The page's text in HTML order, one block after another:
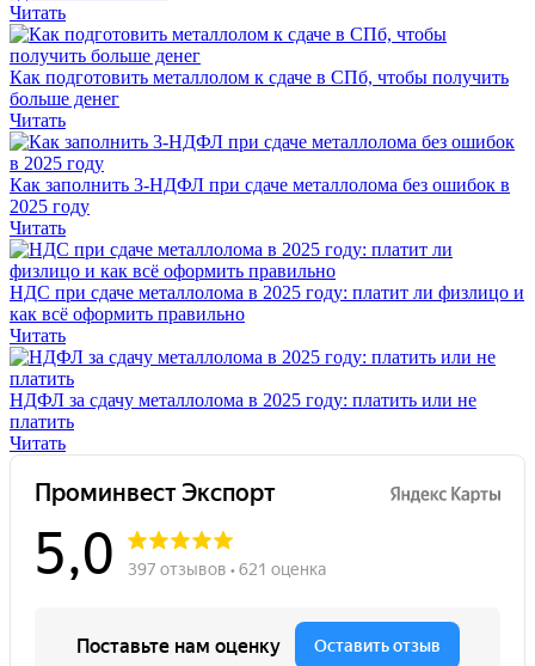
Читать
Как подготовить металлолом к сдаче в СПб, чтобы получить
больше денег
Читать
Как заполнить 3-НДФЛ при сдаче металлолома без ошибок в
2025 году
Читать
НДС при сдаче металлолома в 2025 году: платит ли физлицо и
как всё оформить правильно
Читать
НДФЛ за сдачу металлолома в 2025 году: платить или не
платить
Читать